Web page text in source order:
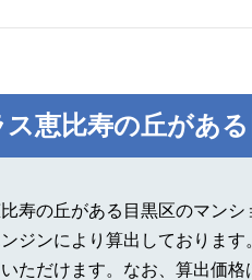
ス恵比寿の丘があ
寿の丘がある目黒区のマン
ジンにより算出しておりま
ただけます。なお、算出価格